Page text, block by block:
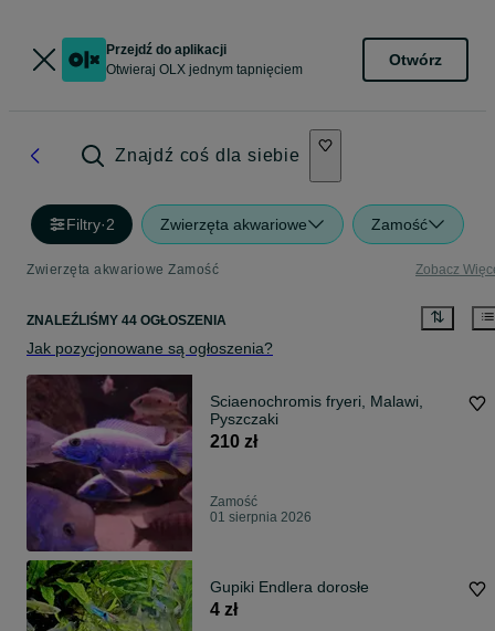
Przejdź do aplikacji
Otwieraj OLX jednym tapnięciem
Otwórz
Znajdź coś dla siebie
Filtry·2 Zwierzęta akwariowe Zamość
Zwierzęta akwariowe Zamość Zobacz
ZNALEŹLIŚMY 44 OGŁOSZENIA
Jak pozycjonowane są ogłoszenia?
Sciaenochromis fryeri, Malawi,
Pyszczaki
210 zł
Zamość
01 sierpnia 2026
Gupiki Endlera dorosłe
4 zł